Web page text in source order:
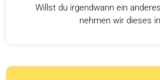
Willst du irgendwann ein
nehmen wir dieses